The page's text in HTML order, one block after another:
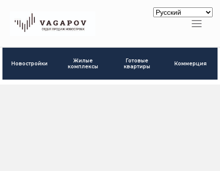
Новостройки
Жилые
комплексы
Готовые
квартиры
Коммерция